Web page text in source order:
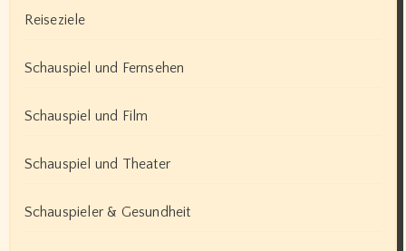
Reiseziele
Schauspiel und Fernsehen
Schauspiel und Film
Schauspiel und Theater
Schauspieler & Gesundheit